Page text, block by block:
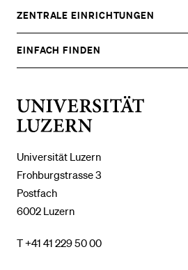
Universität Luzern
Frohburgstrasse 3
Postfach
6002 Luzern
T +41 41 229 50 00
UNTERMENÜ
ZENTRALE EINRICHTUNGEN
ZEIGE
DAS
UNTERMENÜ
EINFACH FINDEN
ZEIGE
DAS